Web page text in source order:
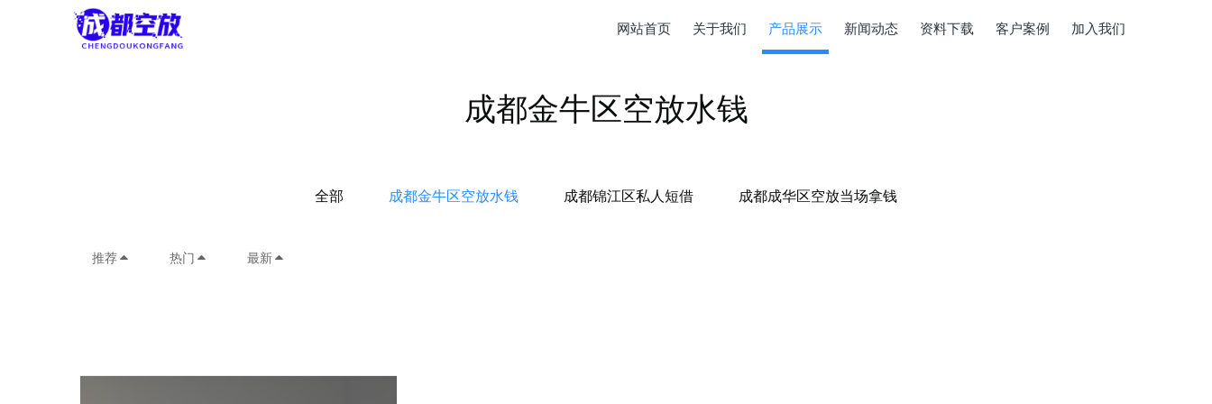
网站首页 关于我们 产品展示 新闻动态 资料下载 客户案例 加入我们
成都金牛区空放水钱
全部 成都金牛区空放水钱 成都锦江区私人短借 成都成华区空放当场拿钱
推荐 热门 最新